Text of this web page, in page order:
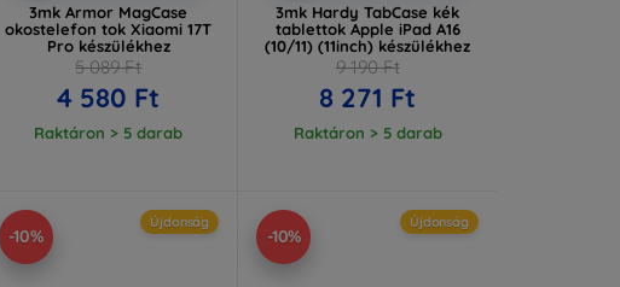
3mk Armor MagCase
okostelefon tok Xiaomi 17T
Pro készülékhez
5 089 Ft
4 580 Ft
Raktáron > 5 darab
3mk Hardy TabCase kék
tablettok Apple iPad A16
(10/11) (11inch) készülékhez
9 190 Ft
8 271 Ft
Raktáron > 5 darab
-10%
Újdonság
-10%
Újdonság